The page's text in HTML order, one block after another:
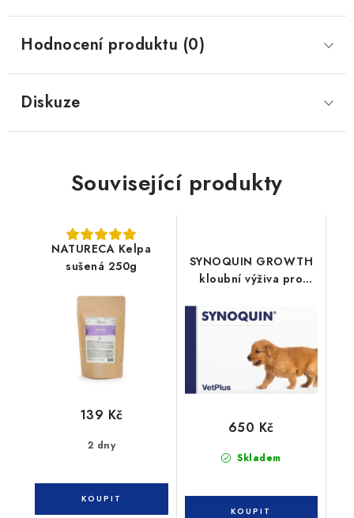
Hodnocení produktu (0)
Diskuze
Související produkty
NATURECA Kelpa
sušená 250g
2 dny
139 Kč
SYNOQUIN GROWTH
kloubní výživa pro
Skladem
650 Kč